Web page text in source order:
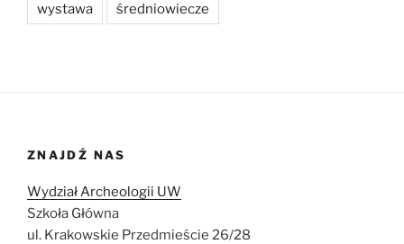
wystawa średniowiecze
ZNAJDŹ NAS
Wydział Archeologii UW
Szkoła Główna
ul. Krakowskie Przedmieście 26/28